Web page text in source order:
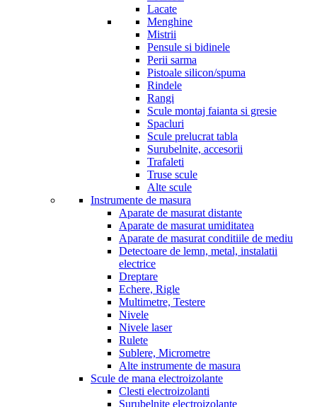
Lacate
Menghine
Mistrii
Pensule si bidinele
Perii sarma
Pistoale silicon/spuma
Rindele
Rangi
Scule montaj faianta si gresie
Spacluri
Scule prelucrat tabla
Surubelnite, accesorii
Trafaleti
Truse scule
Alte scule
Instrumente de masura
Aparate de masurat distante
Aparate de masurat umiditatea
Aparate de masurat conditiile de mediu
Detectoare de lemn, metal, instalatii
electrice
Dreptare
Echere, Rigle
Multimetre, Testere
Nivele
Nivele laser
Rulete
Sublere, Micrometre
Alte instrumente de masura
Scule de mana electroizolante
Clesti electroizolanti
Surubelnite electroizolante